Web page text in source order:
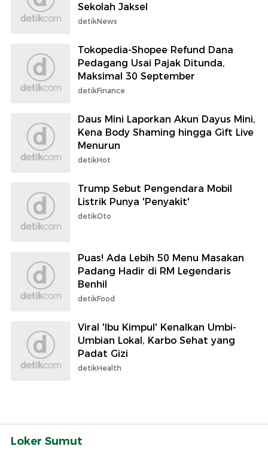
Sekolah Jaksel
detikNews
Tokopedia-Shopee Refund Dana
Pedagang Usai Pajak Ditunda,
Maksimal 30 September
detikFinance
Daus Mini Laporkan Akun Dayus Mini,
Kena Body Shaming hingga Gift Live
Menurun
detikHot
Trump Sebut Pengendara Mobil
Listrik Punya 'Penyakit'
detikOto
Puas! Ada Lebih 50 Menu Masakan
Padang Hadir di RM Legendaris
Benhil
detikFood
Viral 'Ibu Kimpul' Kenalkan Umbi-
Umbian Lokal, Karbo Sehat yang
Padat Gizi
detikHealth
Loker Sumut